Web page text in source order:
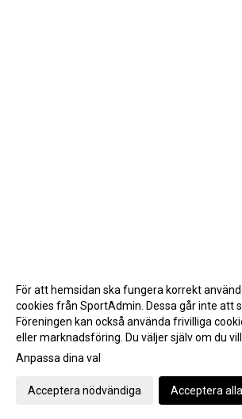
Gå till Webbversion
För att hemsidan ska fungera korrekt
cookies från SportAdmin. Dessa går inte att
Föreningen kan också använda frivilliga
eller marknadsföring. Du väljer själv om du
Anpassa dina val
Acceptera nödvändiga Acceptera alla